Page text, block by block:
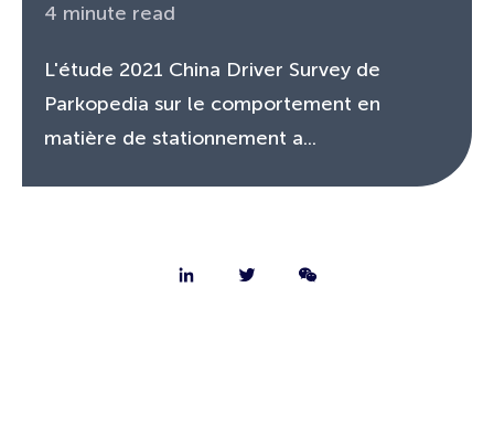
4 minute read
L'étude 2021 China Driver Survey de
Parkopedia sur le comportement en
matière de stationnement a...